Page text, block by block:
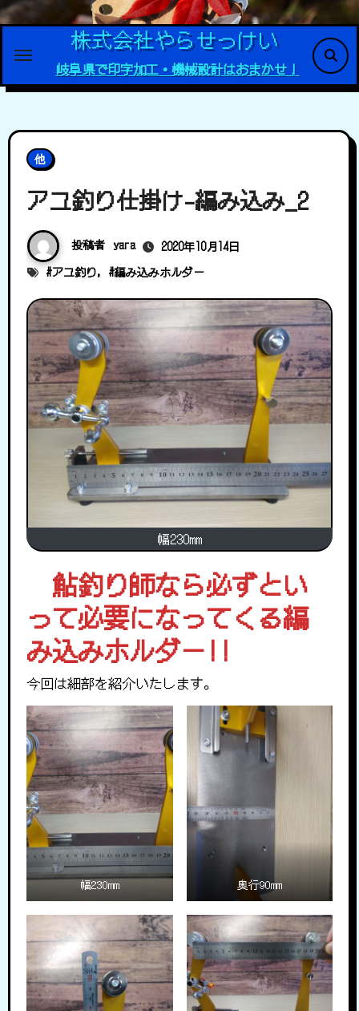
内
容
プ
株式会社やらせっけい
岐阜県で印字加工・機械設計はおまかせ！
他
アユ釣り仕掛け-編み込み_2
投稿者 yara
2020年10月14日
#アユ釣り, #編み込みホルダー
幅230mm
鮎釣り師なら必ずとい
って必要になってくる編
み込みホルダー!!
今回は細部を紹介いたします。
幅230mm 奥行90mm